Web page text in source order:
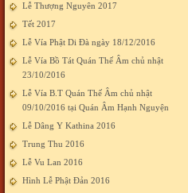
Lễ Thượng Nguyên 2017
Tết 2017
Lễ Vía Phật Di Đà ngày 18/12/2016
Lễ Vía Bồ Tát Quán Thế Âm chủ nhật
23/10/2016
Lễ Vía B.T Quán Thế Âm chủ nhật
09/10/2016 tại Quán Âm Hạnh Nguyện
Lễ Dâng Y Kathina 2016
Trung Thu 2016
Lễ Vu Lan 2016
Hình Lễ Phật Đản 2016